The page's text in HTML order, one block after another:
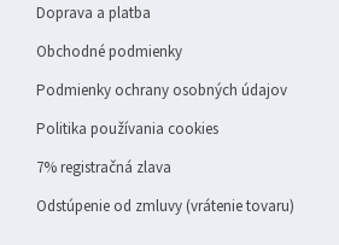
Doprava a platba
Obchodné podmienky
Podmienky ochrany osobných údajov
Politika používania cookies
7% registračná zlava
Odstúpenie od zmluvy (vrátenie tovaru)